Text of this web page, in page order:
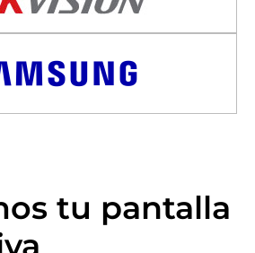
tu pantalla